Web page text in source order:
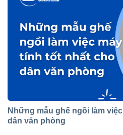
Những mẫu ghế ngồi làm
dân văn phòng